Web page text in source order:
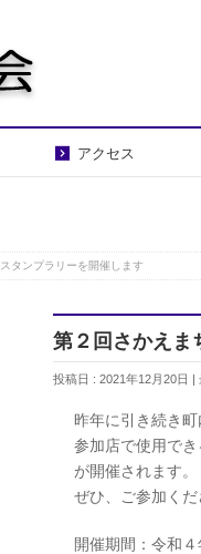
アクセス
タンプラリーを開催します
第２回さかえま
投稿日 : 2021年12月20日
昨年に引き続き町
参加店で使用でき
が開催されます。
ぜひ、ご参加くだ
開催期間：令和４